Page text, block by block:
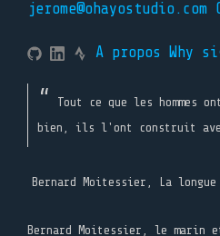
jerome@ohayostudio.com
A propos Why
Tout ce que les hommes
bien, ils l'ont construit
Bernard Moitessier, La
Bernard Moitessier, le marin